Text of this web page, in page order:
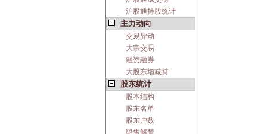
沪股通持股统计
主力动向
交易异动
大宗交易
融资融券
大股东增减持
股东统计
股本结构
股东名单
股东户数
限售解禁